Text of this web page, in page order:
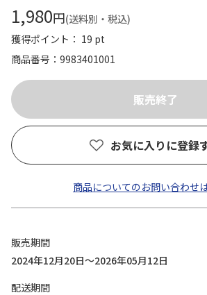
1,980円(送料別・税込)
獲得ポイント： 19 pt
商品番号
9983401001
お気に入りに登録
商品についてのお問い合わせ
販売期間
2024年12月20日～2026年05月12日
配送期間